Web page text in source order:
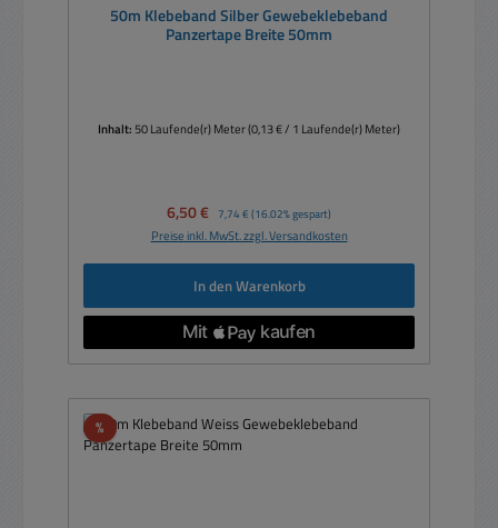
50m Klebeband Silber Gewebeklebeband
Panzertape Breite 50mm
Inhalt: 50 Laufende(r) Meter(0,13 € / 1 Laufende(r) Meter)
Verkaufspreis:
6,50 € Regulärer Preis:
7,74 € (16.02% gespart)
Preise inkl. MwSt. zzgl. Versandkosten
In den Warenkorb
%Rabatt